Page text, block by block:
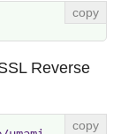
Reverse